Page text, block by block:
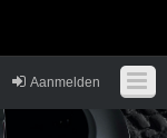
Aanmelden